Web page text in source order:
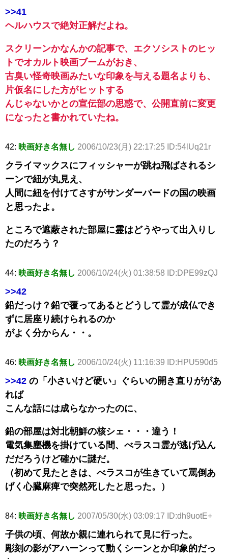
>>41
ヘルハウスで絶対正解だよね。
スクリーンかなんかの記事で、エクソシストのヒッ
トでオカルト映画ブームがおき、
古臭い怪奇映画みたいな印象を与える題名よりも、
片仮名にした方がヒットする
んじゃないかとの宣伝部の思惑で、公開直前に変更
になったと書かれていたね。
42: 映画好き名無し 2006/10/23(月) 22:17:25 ID:54lUq21r
クライマックスにフィッシャーが跳ね飛ばされるシ
ーンで紐が丸見え、
人間に紐を付けてさすがサンダーバードの国の映画
と思ったよ。
ところで遮蔽された部屋に霊はどうやって出入りし
たのだろう？
44: 映画好き名無し 2006/10/24(火) 01:38:58 ID:DPE99zQJ
>>42
鉛だっけ？鉛で覆ってあるとどうして霊が成仏でき
ずに居座り続けられるのか
がよく分からん・・。
46: 映画好き名無し 2006/10/24(火) 11:16:39 ID:HPU590d5
>>42 の「小さいけど硬い」ぐらいの開き直りががあ
れば
こんな話には成らなかったのに、
鉛の部屋は対北朝鮮の核シェ・・・違う！
電気集塵機を掛けている間、べラスコ霊が逃げ込ん
だだろうけど確かに謎だ。
（初めて見たときは、べラスコが生きていて罵倒あ
げく心臓麻痺で突然死したと思った。）
84: 映画好き名無し 2007/05/30(水) 03:09:17 ID:dh9uotE+
子供の頃、何故か親に連れられて見に行った。
彫刻の影がアハーンって動くシーンとか印象的だっ